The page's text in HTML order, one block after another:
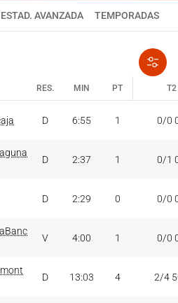
ESTAD. AVANZADA TEMPORADAS
RES. MIN PT T2
D 6:55 1 0/0
D 2:37 1 0/1
D 2:29 0 0/0
V 4:00 1 0/0
D 13:03 4 2/4